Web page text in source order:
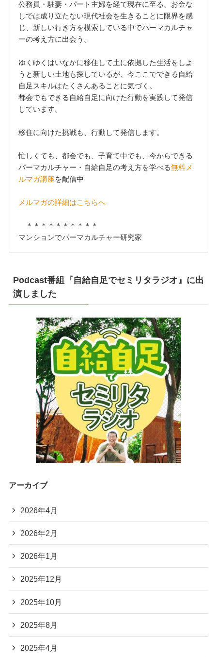
公務員・駐妻・パート主婦を経て現在に至る。お金な
しでは成り立たない現代社会を生きることに限界を感
じ、新しい行き方を模索している中でパーマカルチャ
ーの考え方に出会う。
ゆくゆくはいなかに移住して土に依拠した生活をしよ
うと新しい土地も探しているが、今ここでできる自給
自足スキルはたくさんあることに気づく。
都会でもできる自給自足に向けた行動を実践して発信
しています。
移住に向けた挑戦も、行動して発信します。
忙しくても、都会でも、子育て中でも、今からできる
パーマカルチャー・自給自足の考え方を学べる無料メ
ルマガ講座を配信中
メルマガの詳細はこちらへ
＊＊＊＊＊＊＊＊＊＊
マンションでパーマカルチャー研究家
Podcast番組『自給自足でセミリタラジオ』に出
演しました
アーカイブ
2026年4月
2026年2月
2026年1月
2025年12月
2025年10月
2025年8月
2025年4月